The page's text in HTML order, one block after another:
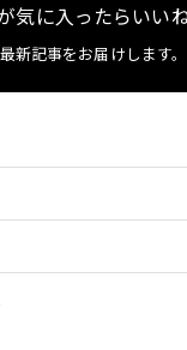
気に入ったらいい
最新記事をお届けします。